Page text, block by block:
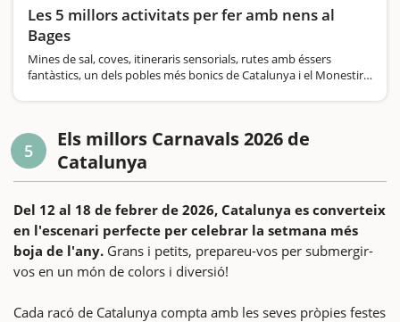
Les 5 millors activitats per fer amb nens al
Bages
Mines de sal, coves, itineraris sensorials, rutes amb éssers
fantàstics, un dels pobles més bonics de Catalunya i el Monestir
5
Els millors Carnavals 2026 de
Catalunya
Del 12 al 18 de febrer de 2026, Catalunya es converteix
en l'escenari perfecte per celebrar la setmana més
boja de l'any. Grans i petits, prepareu-vos per submergir-
vos en un món de colors i diversió!
Cada racó de Catalunya compta amb les seves pròpies festes